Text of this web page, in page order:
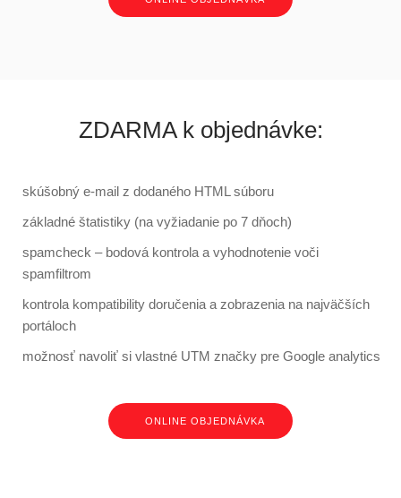
ZDARMA k objednávke:
skúšobný e-mail z dodaného HTML súboru
základné štatistiky (na vyžiadanie po 7 dňoch)
spamcheck – bodová kontrola a vyhodnotenie voči
spamfiltrom
kontrola kompatibility doručenia a zobrazenia na najväčších
portáloch
možnosť navoliť si vlastné UTM značky pre Google analytics
ONLINE OBJEDNÁVKA